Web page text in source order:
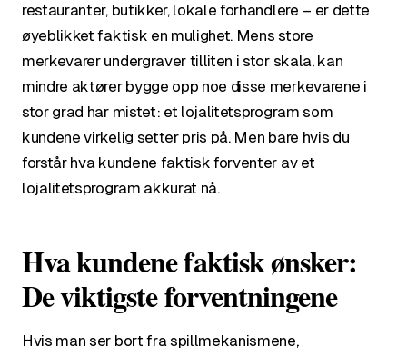
restauranter, butikker, lokale forhandlere – er dette
øyeblikket faktisk en mulighet. Mens store
merkevarer undergraver tilliten i stor skala, kan
mindre aktører bygge opp noe disse merkevarene i
stor grad har mistet: et lojalitetsprogram som
kundene virkelig setter pris på. Men bare hvis du
forstår hva kundene faktisk forventer av et
lojalitetsprogram akkurat nå.
Hva kundene faktisk ønsker:
De viktigste forventningene
Hvis man ser bort fra spillmekanismene,